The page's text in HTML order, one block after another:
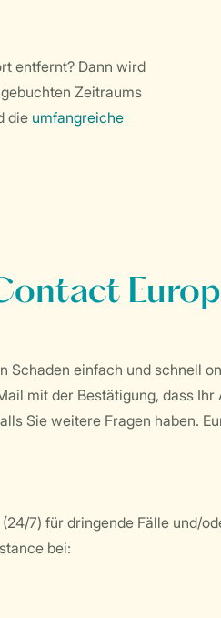
entfernt? Dann wird
Zeitraums
die umfangreiche
Schaden einfach und schnell
mit der Bestätigung, dass
Sie weitere Fragen haben.
7) für dringende Fälle und/
bei: